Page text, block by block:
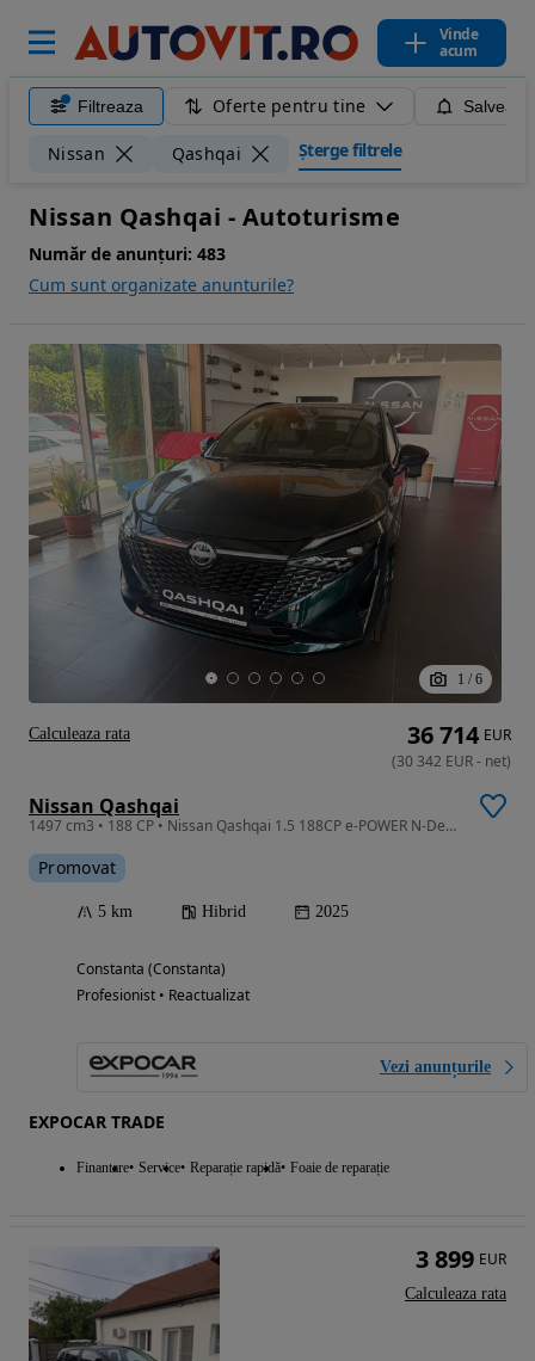
Vinde
acum
Filtreaza Oferte pentru tine
Nissan Qashqai Șterge filtrele
Nissan Qashqai - Autoturisme
Număr de anunțuri: 483
Cum sunt organizate anunturile?
1 / 6
Nissan Qashqai
1497 cm3 • 188 CP • Nissan Qashqai 1.5 188CP e-POWER N-Design
Promovat
5 km Hibrid 2025
Constanta (Constanta)
Profesionist • Reactualizat
Vezi anunțurile
EXPOCAR TRADE
Finantare Service Reparație rapidă Foaie de reparație
36 714 EUR
(30 342 EUR- net)
Calculeaza rata
3 899 EUR
Calculeaza rata